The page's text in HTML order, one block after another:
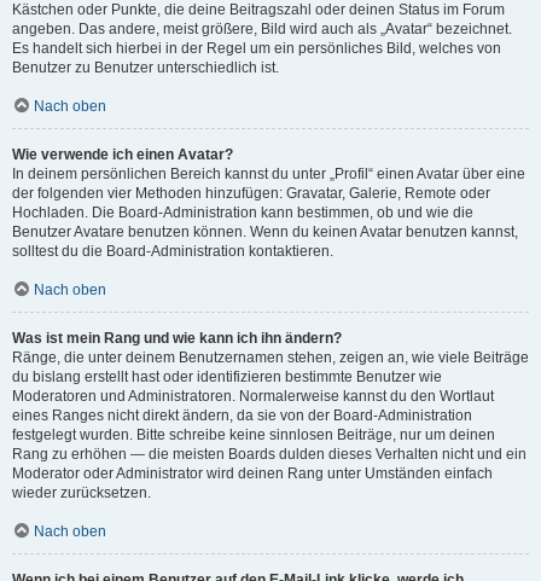
Kästchen oder Punkte, die deine Beitragszahl oder deinen Status im Forum
angeben. Das andere, meist größere, Bild wird auch als „Avatar“ bezeichnet.
Es handelt sich hierbei in der Regel um ein persönliches Bild, welches von
Benutzer zu Benutzer unterschiedlich ist.
Nach oben
Wie verwende ich einen Avatar?
In deinem persönlichen Bereich kannst du unter „Profil“ einen Avatar über eine
der folgenden vier Methoden hinzufügen: Gravatar, Galerie, Remote oder
Hochladen. Die Board-Administration kann bestimmen, ob und wie die
Benutzer Avatare benutzen können. Wenn du keinen Avatar benutzen kannst,
solltest du die Board-Administration kontaktieren.
Nach oben
Was ist mein Rang und wie kann ich ihn ändern?
Ränge, die unter deinem Benutzernamen stehen, zeigen an, wie viele Beiträge
du bislang erstellt hast oder identifizieren bestimmte Benutzer wie
Moderatoren und Administratoren. Normalerweise kannst du den Wortlaut
eines Ranges nicht direkt ändern, da sie von der Board-Administration
festgelegt wurden. Bitte schreibe keine sinnlosen Beiträge, nur um deinen
Rang zu erhöhen — die meisten Boards dulden dieses Verhalten nicht und ein
Moderator oder Administrator wird deinen Rang unter Umständen einfach
wieder zurücksetzen.
Nach oben